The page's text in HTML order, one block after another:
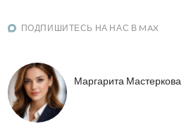
ПОДПИШИТЕСЬ НА НАС В MAX
Маргарита Мастеркова